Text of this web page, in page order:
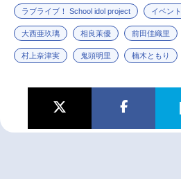
ラブライブ！ School idol project イベント
大西亜玖璃 相良茉優 前田佳織里
村上奈津実 鬼頭明里 楠木ともり